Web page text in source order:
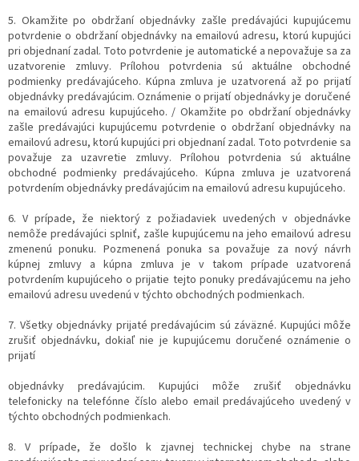
5. Okamžite po obdržaní objednávky zašle predávajúci kupujúcemu
potvrdenie o obdržaní objednávky na emailovú adresu, ktorú kupujúci
pri objednaní zadal. Toto potvrdenie je automatické a nepovažuje sa za
uzatvorenie zmluvy. Prílohou potvrdenia sú aktuálne obchodné
podmienky predávajúceho. Kúpna zmluva je uzatvorená až po prijatí
objednávky predávajúcim. Oznámenie o prijatí objednávky je doručené
na emailovú adresu kupujúceho. / Okamžite po obdržaní objednávky
zašle predávajúci kupujúcemu potvrdenie o obdržaní objednávky na
emailovú adresu, ktorú kupujúci pri objednaní zadal. Toto potvrdenie sa
považuje za uzavretie zmluvy. Prílohou potvrdenia sú aktuálne
obchodné podmienky predávajúceho. Kúpna zmluva je uzatvorená
potvrdením objednávky predávajúcim na emailovú adresu kupujúceho.
6. V prípade, že niektorý z požiadaviek uvedených v objednávke
nemôže predávajúci splniť, zašle kupujúcemu na jeho emailovú adresu
zmenenú ponuku. Pozmenená ponuka sa považuje za nový návrh
kúpnej zmluvy a kúpna zmluva je v takom prípade uzatvorená
potvrdením kupujúceho o prijatie tejto ponuky predávajúcemu na jeho
emailovú adresu uvedenú v týchto obchodných podmienkach.
7. Všetky objednávky prijaté predávajúcim sú záväzné. Kupujúci môže
zrušiť objednávku, dokiaľ nie je kupujúcemu doručené oznámenie o
prijatí
objednávky predávajúcim. Kupujúci môže zrušiť objednávku
telefonicky na telefónne číslo alebo email predávajúceho uvedený v
týchto obchodných podmienkach.
8. V prípade, že došlo k zjavnej technickej chybe na strane